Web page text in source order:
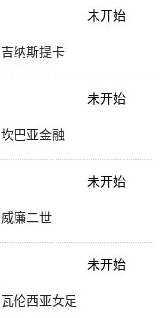
吉纳斯提卡
未开始
坎巴亚金融
未开始
威廉二世
未开始
瓦伦西亚女足
未开始